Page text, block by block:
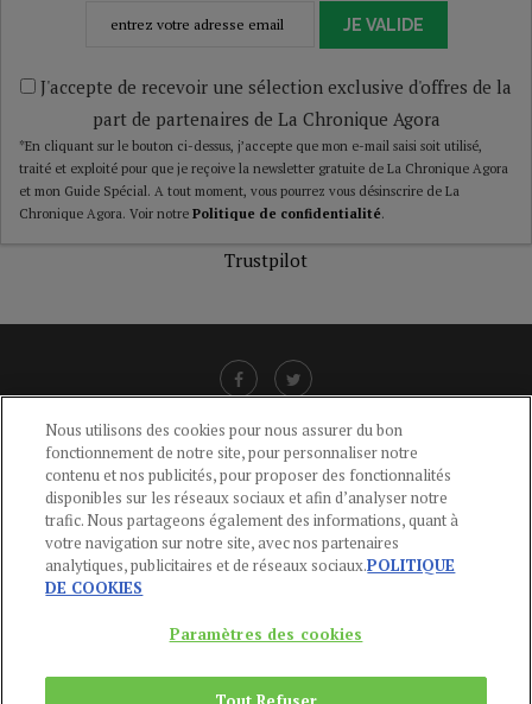
JE VALIDE
J'accepte de recevoir une sélection exclusive d'offres de la
part de partenaires de La Chronique Agora
*En cliquant sur le bouton ci-dessus, j’accepte que mon e-mail saisi soit utilisé,
traité et exploité pour que je reçoive la newsletter gratuite de La Chronique Agora
et mon Guide Spécial. A tout moment, vous pourrez vous désinscrire de La
Chronique Agora. Voir notre Politique de confidentialité.
Trustpilot
LIENS UTILES
CGU-POLITIQUE DE CONFIDENTIALITÉ -POLITIQUE DES COOKIES
MENTIONS LÉGALES -AIDE
CONTACT
Du Lundi au Vendredi, 9h-13h et 14h-17h
Nous utilisons des cookies pour nous assurer du bon
fonctionnement de notre site, pour personnaliser notre
contenu et nos publicités, pour proposer des fonctionnalités
disponibles sur les réseaux sociaux et afin d’analyser notre
trafic. Nous partageons également des informations, quant à
votre navigation sur notre site, avec nos partenaires
analytiques, publicitaires et de réseaux sociaux.POLITIQUE
DE COOKIES
Paramètres des cookies